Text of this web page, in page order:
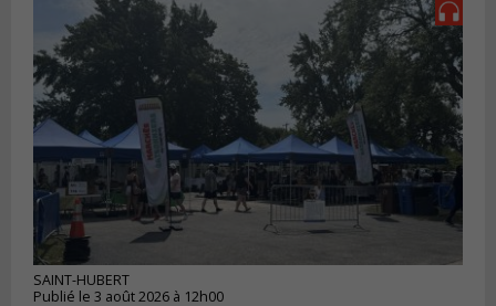
SAINT-HUBERT
Publié le 3 août 2026 à 12h00